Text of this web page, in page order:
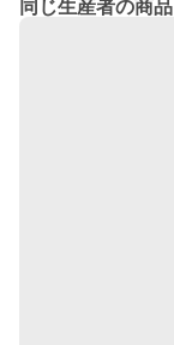
同じ生産者の商品